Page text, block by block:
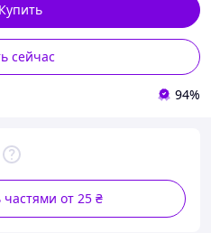
сейчас
Купить
94%
от 25 ₴